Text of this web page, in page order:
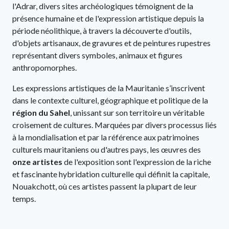
l'Adrar, divers sites archéologiques témoignent de la
présence humaine et de l'expression artistique depuis la
période néolithique, à travers la découverte d'outils,
d'objets artisanaux, de gravures et de peintures rupestres
représentant divers symboles, animaux et figures
anthropomorphes.
Les expressions artistiques de la Mauritanie s’inscrivent
dans le contexte culturel, géographique et politique de la
région du Sahel , unissant sur son territoire un véritable
croisement de cultures. Marquées par divers processus liés
à la mondialisation et par la référence aux patrimoines
culturels mauritaniens ou d'autres pays, les œuvres des
onze artistes de l'exposition sont l'expression de la riche
et fascinante hybridation culturelle qui définit la capitale,
Nouakchott, où ces artistes passent la plupart de leur
temps.